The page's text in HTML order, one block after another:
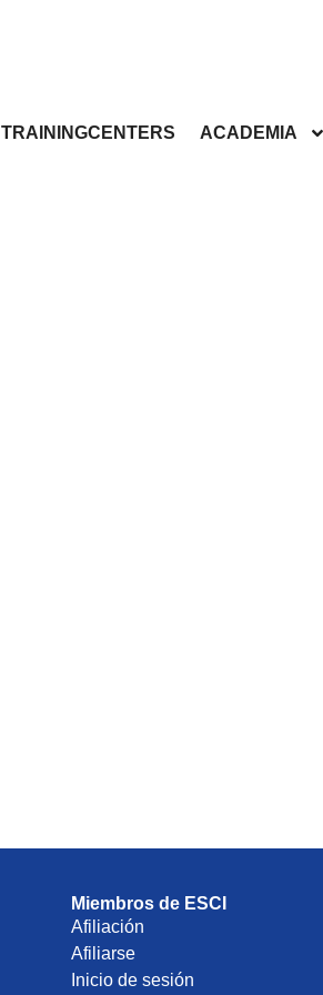
TRAININGCENTERS ACADEMIA
Miembros de ESCI
Afiliación
Afiliarse
Inicio de sesión